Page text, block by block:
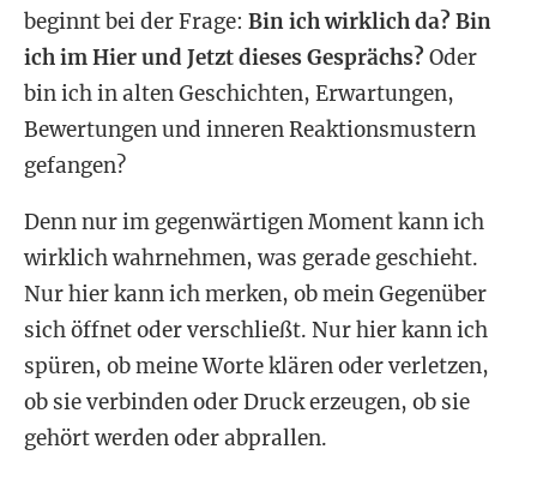
beginnt bei der Frage: Bin ich wirklich da? Bin
ich im Hier und Jetzt dieses Gesprächs? Oder
bin ich in alten Geschichten, Erwartungen,
Bewertungen und inneren Reaktionsmustern
gefangen?
Denn nur im gegenwärtigen Moment kann ich
wirklich wahrnehmen, was gerade geschieht.
Nur hier kann ich merken, ob mein Gegenüber
sich öffnet oder verschließt. Nur hier kann ich
spüren, ob meine Worte klären oder verletzen,
ob sie verbinden oder Druck erzeugen, ob sie
gehört werden oder abprallen.